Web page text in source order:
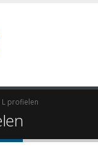
L profielen